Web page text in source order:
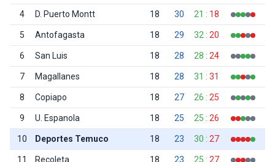
4 D. Puerto Montt 18 30 21 : 18
5 Antofagasta 18 29 32 : 20
6 San Luis 18 28 28 : 24
7 Magallanes 18 28 31 : 31
8 Copiapo 18 27 26 : 25
9 U. Espanola 18 25 25 : 26
10 Deportes Temuco 18 23 30 : 27
11 Recoleta 18 23 25 : 27